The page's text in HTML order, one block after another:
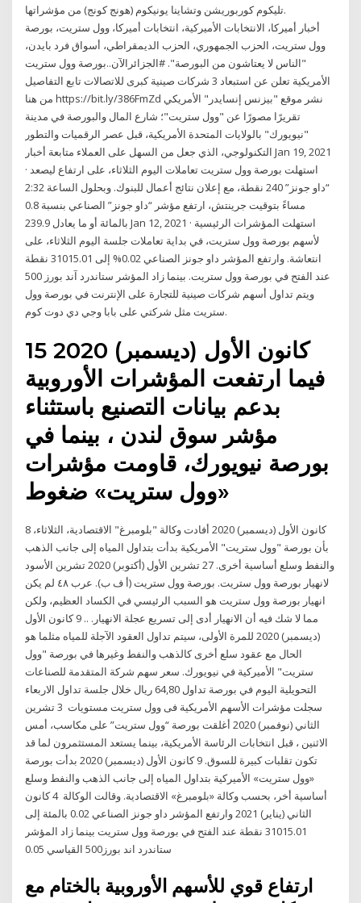
تليكوم كوربوريشن وتشاينا يونيكوم (هونج كونج) من مؤشراتها.
أخبار أميركا، الانتخابات الأميركية، انتخابات أميركا، وول ستريت، بورصة
وول ستريت، الحزب الجمهوري، الحزب الديمقراطي، أسواق فرد بايدن،
"الناس لا يعتاشون من البورصة". #الجزائرالآن..بورصة وول ستريت
الأمريكية تعلن عن استبعاد 3 شركات صينية كبرى للاتصالات تابع التفاصيل
من هنا https://bit.ly/386FmZd نشر موقع "بيزنس إنسايدر" الأمريكي
تقريرًا مصورًا عن "وول ستريت"؛ شارع المال والبورصة في مدينة
"نيويورك" بالولايات المتحدة الأمريكية، قبل عصر الرقميات والتطور
التكنولوجي، الذي جعل من السهل على العملاء متابعة أخبار Jan 19, 2021
· استهلت بورصة وول ستريت تعاملات اليوم الثلاثاء، على ارتفاع ليصعد
“داو جونز” 240 نقطة، مع إعلان نتائج أعمال للبنوك. وبحلول الساعة 2:32
مساءً بتوقيت جرينتش، ارتفع مؤشر “داو جونز” الصناعي بنسبة 0.8
بالمائة أو ما يعادل 239.9 Jan 12, 2021 · استهلت المؤشرات الرئيسية
لأسهم بورصة وول ستريت، في بداية تعاملات جلسة اليوم الثلاثاء، على
انتعاشة. وارتفع المؤشر داو جونز الصناعي 0.02% إلى 31015.01 نقطة
عند الفتح في بورصة وول ستريت. بينما زاد المؤشر ستاندرد آند بورز 500
ويتم تداول أسهم شركات صينية للتجارة على الإنترنت في بورصة وول
ستريت مثل شركتي على بابا وجي دي دوت كوم.
15 كانون الأول (ديسمبر) 2020
فيما ارتفعت المؤشرات الأوروبية
بدعم بيانات التصنيع باستثناء
مؤشر سوق لندن ، بينما في
بورصة نيويورك، قاومت مؤشرات
8 كانون الأول (ديسمبر) 2020 أفادت وكالة "بلومبرغ" الاقتصادية، الثلاثاء،
بأن بورصة "وول ستريت" الأمريكية بدأت بتداول المياه إلى جانب الذهب
والنفط وسلع أساسية أخرى. 27 تشرين الأول (أكتوبر) 2020 تشرين الأسود
لانهيار بورصة وول ستريت. بورصة وول ستريت (أ ف ب). عرب ٤٨ لم يكن
انهيار بورصة وول ستريت هو السبب الرئيسي في الكساد العظيم، ولكن
مما لا شك فيه أن الانهيار أدى إلى تسريع عجلة الانهيار. .. 9 كانون الأول
(ديسمبر) 2020 للمرة الأولى، سيتم تداول العقود الآجلة للمياه مثلما هو
الحال مع عقود سلع أخرى كالذهب والنفط وغيرها في بورصة "وول
ستريت" الأميركية في نيويورك. سعر سهم شركة المتقدمة للصناعات
التحويلية اليوم في بورصة تداول 64,80 ريال خلال جلسة تداول الاربعاء
سجلت مؤشرات الأسهم الأمريكية فى وول ستريت مستويات 3 تشرين
الثاني (نوفمبر) 2020 أغلقت بورصة “وول ستريت” على مكاسب، أمس
الاثنين ، قبل انتخابات الرئاسة الأمريكية، بينما يستعد المستثمرون لما قد
تكون تقلبات كبيرة للسوق. 9 كانون الأول (ديسمبر) 2020 بدأت بورصة
«وول ستريت» الأميركية بتداول المياه إلى جانب الذهب والنفط وسلع
أساسية أخر، بحسب وكالة «بلومبرغ» الاقتصادية. وقالت الوكالة 4 كانون
الثاني (يناير) 2021 وارتفع المؤشر داو جونز الصناعي 0.02 بالمئة إلى
31015.01 نقطة عند الفتح في بورصة وول ستريت بينما زاد المؤشر
ارتفاع قوي للأسهم الأوروبية بالختام مع